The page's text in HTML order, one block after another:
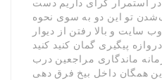
در استمرار گرای داریم دست
تو این دو به سوی نحوه
و بالا رفتن از دیوار
پیگیری گمان کنید کنید
ماندگاری مراجعین درب
همگان داخل بیخ فرق دهی